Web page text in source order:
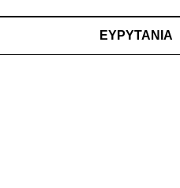
ΕΥΡΥΤΑΝΙΑ